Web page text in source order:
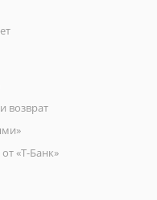
возврат
«Т-Банк»